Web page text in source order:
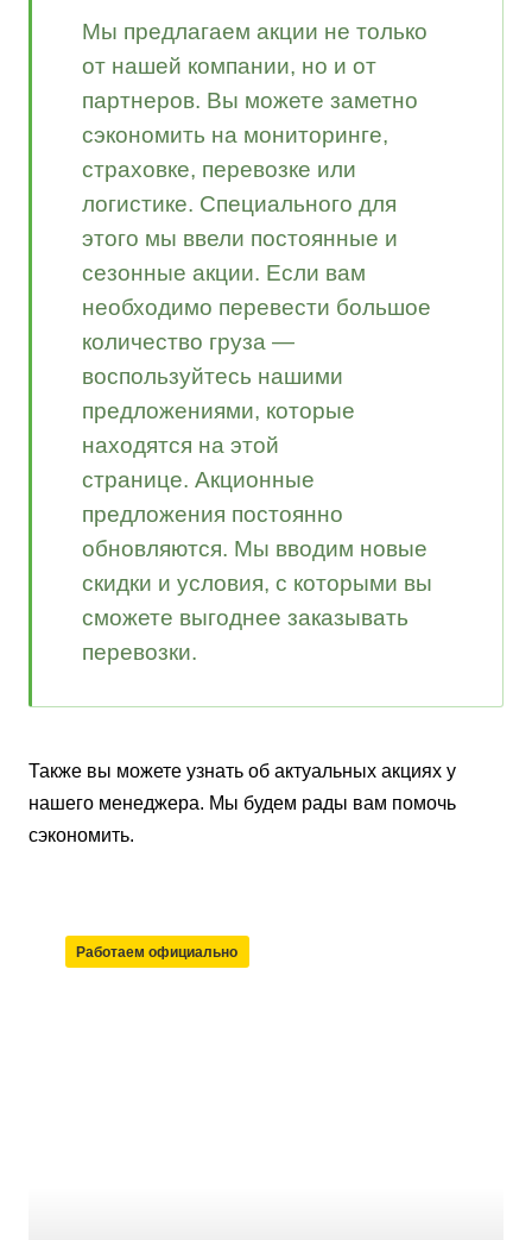
Мы предлагаем акции не только
от нашей компании, но и от
партнеров. Вы можете заметно
сэкономить на мониторинге,
страховке, перевозке или
логистике. Специального для
этого мы ввели постоянные и
сезонные акции. Если вам
необходимо перевести большое
количество груза —
воспользуйтесь нашими
предложениями, которые
находятся на этой
странице. Акционные
предложения постоянно
обновляются. Мы вводим новые
скидки и условия, с которыми вы
сможете выгоднее заказывать
перевозки.
Также вы можете узнать об актуальных акциях у
нашего менеджера. Мы будем рады вам помочь
сэкономить.
Работаем официально